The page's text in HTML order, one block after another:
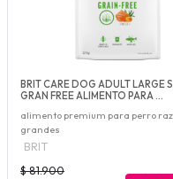
BRIT CARE DOG ADULT LARGE
GRAN FREE ALIMENTO PARA ...
alimento premium para perro
grandes
BRIT
$ 81.900